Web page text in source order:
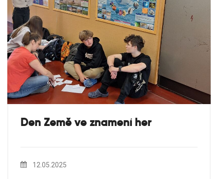
Den Země ve znamení her
12.05.2025